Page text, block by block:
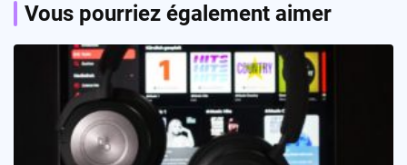
Vous pourriez également aimer